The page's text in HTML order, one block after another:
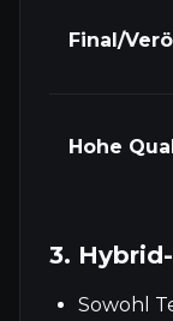
Final/
Hohe
3.
Sowohl